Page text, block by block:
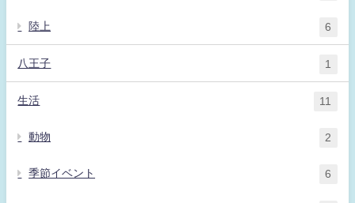
陸上 6
八王子 1
生活 11
動物 2
季節イベント 6